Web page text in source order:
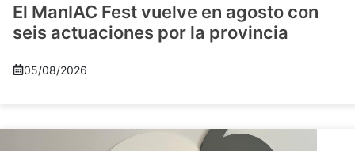
El ManIAC Fest vuelve en agosto con
seis actuaciones por la provincia
05/08/2026